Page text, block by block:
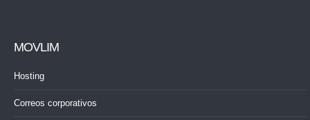
MOVLIM
Hosting
Correos corporativos